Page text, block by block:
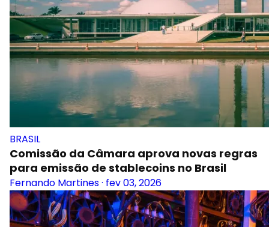
BRASIL
Comissão da Câmara aprova novas regras
para emissão de stablecoins no Brasil
Fernando Martines· fev 03, 2026